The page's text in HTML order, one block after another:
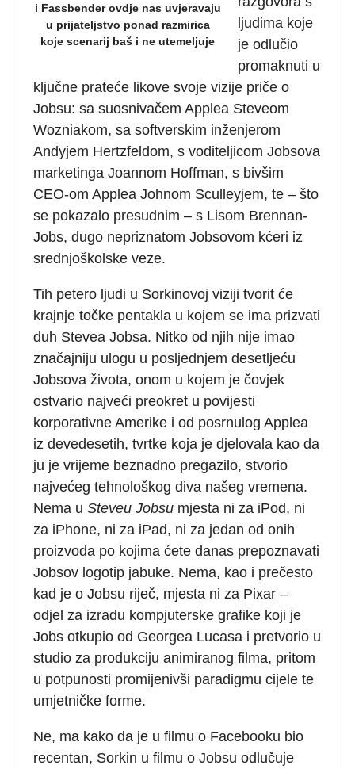
i Fassbender ovdje nas uvjeravaju
u prijateljstvo ponad razmirica
koje scenarij baš i ne utemeljuje
ljudima koje
je odlučio
promaknuti u
ključne prateće likove svoje vizije priče o
Jobsu: sa suosnivačem Applea Steveom
Wozniakom, sa softverskim inženjerom
Andyjem Hertzfeldom, s voditeljicom Jobsova
marketinga Joannom Hoffman, s bivšim
CEO-om Applea Johnom Sculleyjem, te – što
se pokazalo presudnim – s Lisom Brennan-
Jobs, dugo nepriznatom Jobsovom kćeri iz
srednjoškolske veze.
Tih petero ljudi u Sorkinovoj viziji tvorit će
krajnje točke pentakla u kojem se ima prizvati
duh Stevea Jobsa. Nitko od njih nije imao
značajniju ulogu u posljednjem desetljeću
Jobsova života, onom u kojem je čovjek
ostvario najveći preokret u povijesti
korporativne Amerike i od posrnulog Applea
iz devedesetih, tvrtke koja je djelovala kao da
ju je vrijeme beznadno pregazilo, stvorio
najvećeg tehnološkog diva našeg vremena.
Nema uSteveu Jobsu mjesta ni za iPod, ni
za iPhone, ni za iPad, ni za jedan od onih
proizvoda po kojima ćete danas prepoznavati
Jobsov logotip jabuke. Nema, kao i prečesto
kad je o Jobsu riječ, mjesta ni za Pixar –
odjel za izradu kompjuterske grafike koji je
Jobs otkupio od Georgea Lucasa i pretvorio u
studio za produkciju animiranog filma, pritom
u potpunosti promijenivši paradigmu cijele te
umjetničke forme.
Ne, ma kako da je u filmu o Facebooku bio
recentan, Sorkin u filmu o Jobsu odlučuje